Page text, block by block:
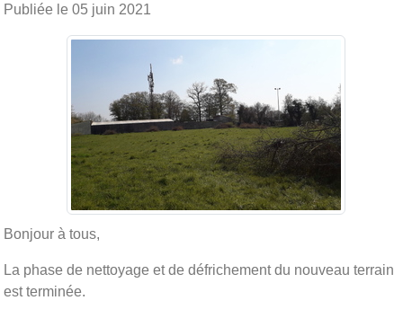
Publiée le 05 juin 2021
Bonjour à tous,
La phase de nettoyage et de défrichement du nouveau terrain
est terminée.